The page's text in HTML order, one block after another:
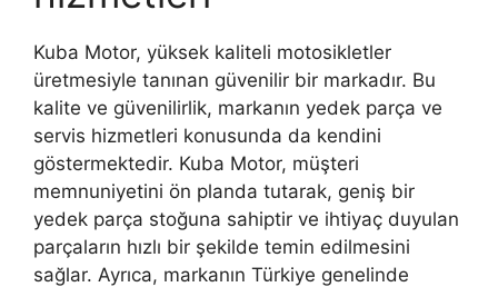
Kuba Motor, yüksek kaliteli motosikletler
üretmesiyle tanınan güvenilir bir markadır. Bu
kalite ve güvenilirlik, markanın yedek parça ve
servis hizmetleri konusunda da kendini
göstermektedir. Kuba Motor, müşteri
memnuniyetini ön planda tutarak, geniş bir
yedek parça stoğuna sahiptir ve ihtiyaç duyulan
parçaların hızlı bir şekilde temin edilmesini
sağlar. Ayrıca, markanın Türkiye genelinde